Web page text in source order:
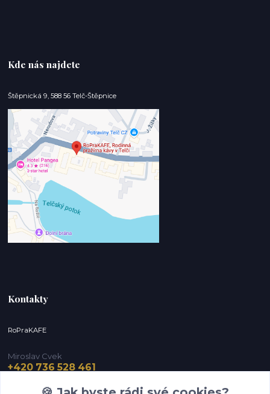
Kde nás najdete
Štěpnická 9, 588 56 Telč-Štěpnice
Kontakty
RoPraKAFE
Miroslav Cvek
+420 736 528 461